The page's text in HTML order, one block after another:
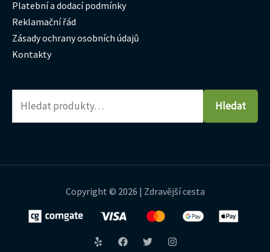
Platební a dodací podmínky
Reklamační řád
Zásady ochrany osobních údajů
Kontakty
Hledat
Copyright © 2026 | Zdravější cesta